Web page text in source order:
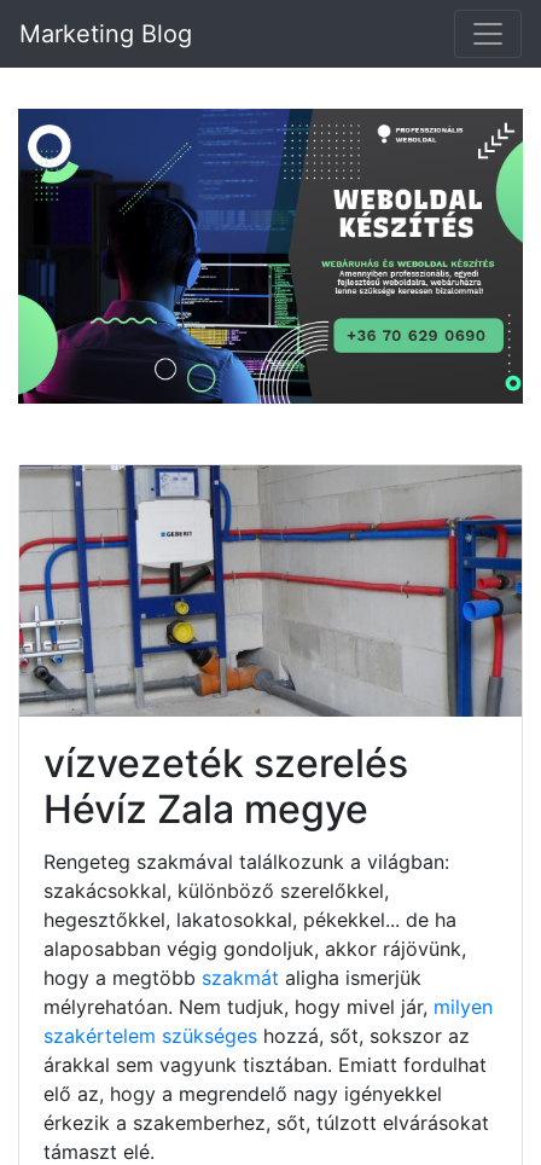
Marketing Blog
vízvezeték szerelés
Hévíz Zala megye
Rengeteg szakmával találkozunk a világban:
szakácsokkal, különböző szerelőkkel,
hegesztőkkel, lakatosokkal, pékekkel... de ha
alaposabban végig gondoljuk, akkor rájövünk,
hogy a megtöbb szakmát aligha ismerjük
mélyrehatóan. Nem tudjuk, hogy mivel jár, milyen
szakértelem szükséges hozzá, sőt, sokszor az
árakkal sem vagyunk tisztában. Emiatt fordulhat
elő az, hogy a megrendelő nagy igényekkel
érkezik a szakemberhez, sőt, túlzott elvárásokat
támaszt elé.